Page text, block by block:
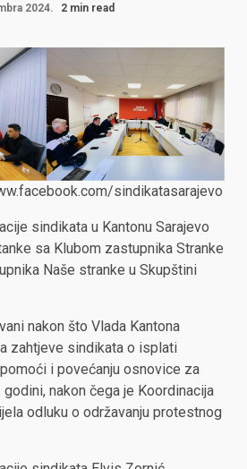
2024. 2 min read
sindikatasarajevo
sindikata u Kantonu Sarajevo
sa Klubom zastupnika Stranke
Naše stranke u Skupštini
nakon što Vlada Kantona
zahtjeve sindikata o isplati
i povećanju osnovice za
nakon čega je Koordinacija
odluku o održavanju protestnog